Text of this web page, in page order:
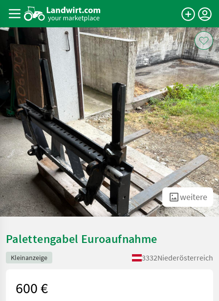
weitere
Palettengabel Euroaufnahme
Kleinanzeige 3332Niederösterreich
600 €